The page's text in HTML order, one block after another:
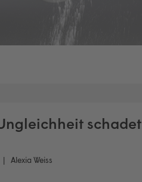
schadet
Alexia Weiss